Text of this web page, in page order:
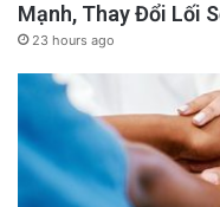
Mạnh, Thay Đổi Lối
23 hours ago